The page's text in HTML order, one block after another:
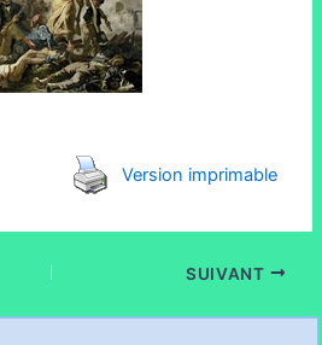
Version imprimable
SUIVANT